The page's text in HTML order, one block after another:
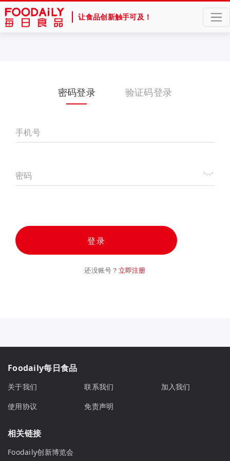
让食品创新触手可及！
密码登录 验证码登录
手机号
密码
登录
还没账号？ 立即注册
Foodaily每日食品
关于我们 联系我们
加入我们
使用协议
免责声明
相关链接
Foodaily创新博览会